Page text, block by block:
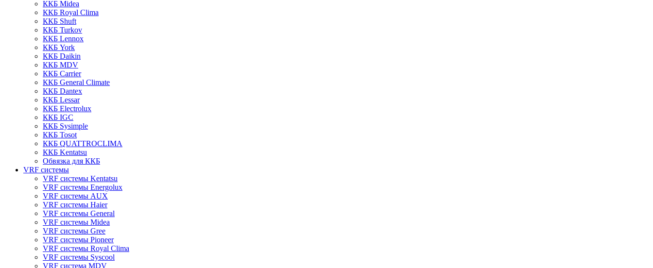
ККБ Midea
ККБ Royal Clima
ККБ Shuft
ККБ Turkov
ККБ Lennox
ККБ York
ККБ Daikin
ККБ MDV
ККБ Carrier
ККБ General Climate
ККБ Dantex
ККБ Lessar
ККБ Electrolux
ККБ IGC
ККБ Sysimple
ККБ Tosot
ККБ QUATTROCLIMA
ККБ Kentatsu
Обвязка для ККБ
VRF системы
VRF системы Kentatsu
VRF системы Energolux
VRF системы AUX
VRF системы Haier
VRF системы General
VRF системы Midea
VRF системы Gree
VRF системы Pioneer
VRF системы Royal Clima
VRF системы Syscool
VRF система MDV